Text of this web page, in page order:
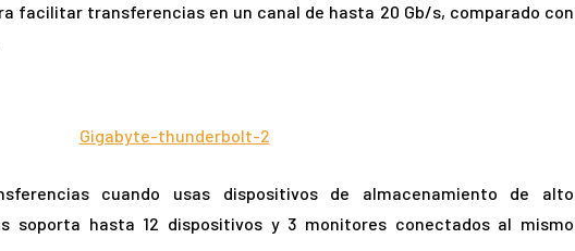
facilitar transferencias en un canal de hasta 20 Gb/s, comparado con
cuando usas dispositivos de almacenamiento de alto
soporta hasta 12 dispositivos y 3 monitores conectados al mismo